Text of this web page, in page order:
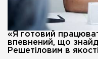
«Я готовий
впевнений, що
Решетіловим в